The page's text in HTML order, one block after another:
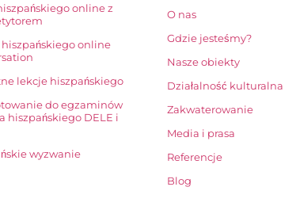
online z
hiszpańskiego online
lekcje hiszpańskiego
do egzaminów
hiszpańskiego DELE i
wyzwanie
O nas
Gdzie jesteśmy?
Nasze obiekty
Działalność kulturalna
Zakwaterowanie
Media i prasa
Referencje
Blog